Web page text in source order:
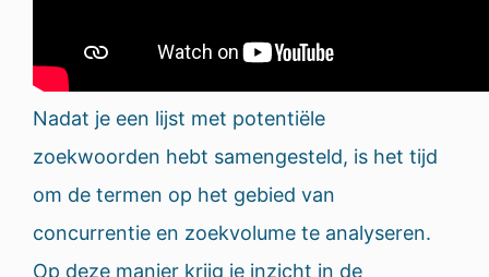
Nadat je een lijst met potentiële
zoekwoorden hebt samengesteld, is het tijd
om de termen op het gebied van
concurrentie en zoekvolume te analyseren.
Op deze manier krijg je inzicht in de